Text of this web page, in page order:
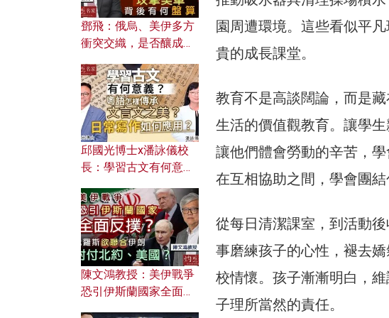
園周遭環境。這些看似平
貴的成長課堂。
教育不是高談闊論，而是
生活的價值觀教育。讓學
讓他們體會勞動的辛苦，
在互相協助之間，學會團結
從每日清潔課室，到活動
事磨練孩子的心性，褪去
校情懷。孩子漸漸明白，
子理所當然的責任。
鄧飛：俄烏、美伊多方
衝突交織，是否釀成世
風險攻擊美軍，背後有
何盤算？
邱國光博士x潘詠儀校
長：學習古文有何意
文之美？ 日常寫作如何
應用？
陳文鴻教授：美伊戰爭
恐引伊斯蘭國家全面反